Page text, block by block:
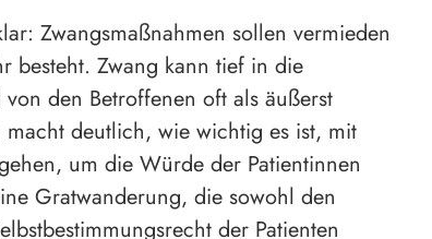
Zwangsmaßnahmen sollen vermieden
besteht. Zwang kann tief in die
den Betroffenen oft als äußerst
deutlich, wie wichtig es ist, mit
um die Würde der Patientinnen
Gratwanderung, die sowohl den
der Patienten